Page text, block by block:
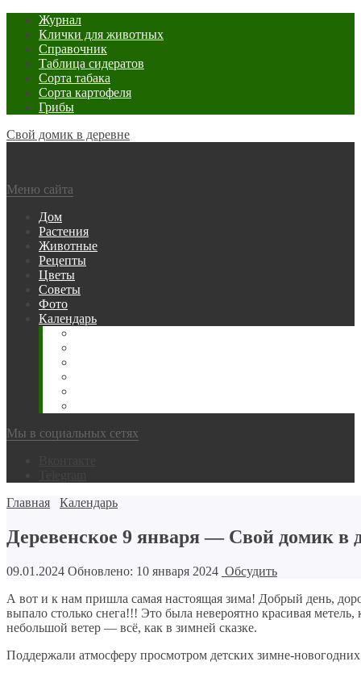
Журнал
Клички для животных
Справочник
Таблица сидератов
Сорта табака
Сорта картофеля
Грибы
Свой домик в деревне
Меню сайта
Дом
Растения
Животные
Рецепты
Цветы
Советы
Фото
Календарь
Мы в социальных сетях
Главная
Календарь
Деревенское 9 января — Свой домик в
09.01.2024 Обновлено: 10 января 2024 Обсудить
А вот и к нам пришла самая настоящая зима! Добрый день,
выпало столько снега!!! Это была невероятно красивая
небольшой ветер — всё, как в зимней сказке.
Поддержали атмосферу просмотром детских зимне-